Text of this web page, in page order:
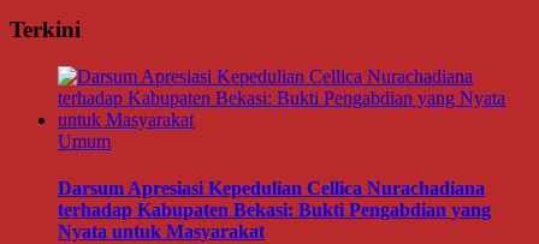
Terkini
Umum
Darsum Apresiasi Kepedulian Cellica Nurachadiana
terhadap Kabupaten Bekasi: Bukti Pengabdian yang
Nyata untuk Masyarakat